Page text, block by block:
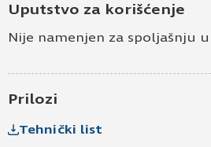
Uputstvo za korišćenje
Nije namenjen za spoljašnju
Prilozi
Tehnički list